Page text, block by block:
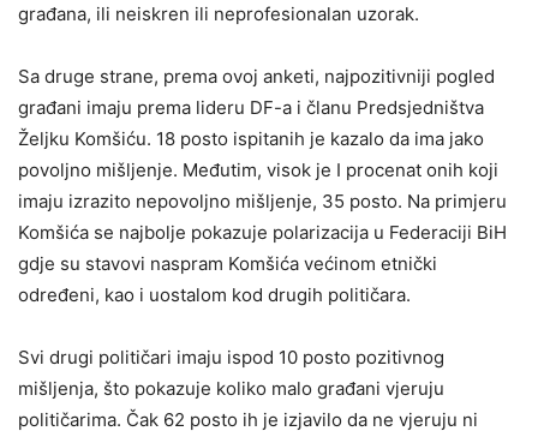
građana, ili neiskren ili neprofesionalan uzorak.
Sa druge strane, prema ovoj anketi, najpozitivniji pogled
građani imaju prema lideru DF-a i članu Predsjedništva
Željku Komšiću. 18 posto ispitanih je kazalo da ima jako
povoljno mišljenje. Međutim, visok je I procenat onih koji
imaju izrazito nepovoljno mišljenje, 35 posto. Na primjeru
Komšića se najbolje pokazuje polarizacija u Federaciji BiH
gdje su stavovi naspram Komšića većinom etnički
određeni, kao i uostalom kod drugih političara.
Svi drugi političari imaju ispod 10 posto pozitivnog
mišljenja, što pokazuje koliko malo građani vjeruju
političarima. Čak 62 posto ih je izjavilo da ne vjeruju ni